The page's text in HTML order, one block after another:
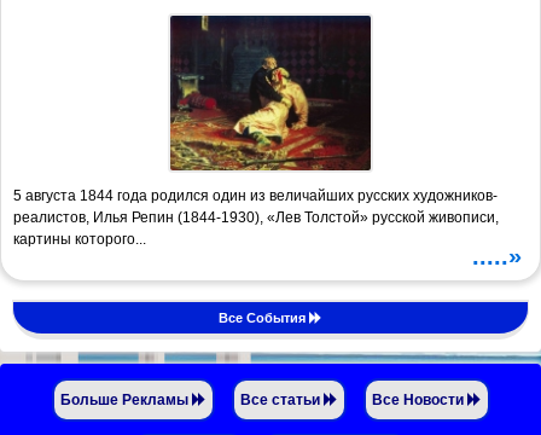
5 августа 1844 года родился один из величайших русских художников-
реалистов, Илья Репин (1844-1930), «Лев Толстой» русской живописи,
картины которого...
.....»
Все События
Больше Рекламы Все статьи Все Новости